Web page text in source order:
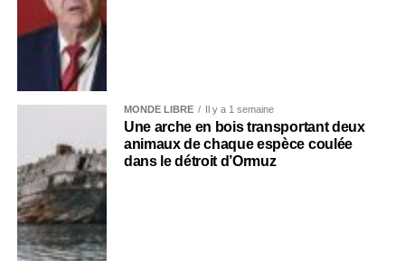
MONDE LIBRE Il y a 1 semaine
Une arche en bois transportant deux
animaux de chaque espèce coulée
dans le détroit d’Ormuz